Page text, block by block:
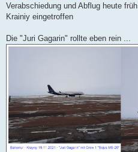
e
s
e
r
g
Verabschiedung und Abflug heute
Krainiy eingetroffen
Die "Juri Gagarin" rollte eben rein ...